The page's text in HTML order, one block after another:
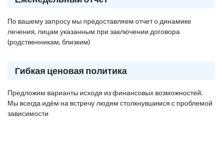
По вашему запросу мы предоставляем отчет о динамике
лечения, лицам указанным при заключении договора
(родственникам, близким)
Гибкая ценовая политика
Предложим варианты исходя из финансовых возможностей.
Мы всегда идём на встречу людям столкнувшимся с проблемой
зависимости